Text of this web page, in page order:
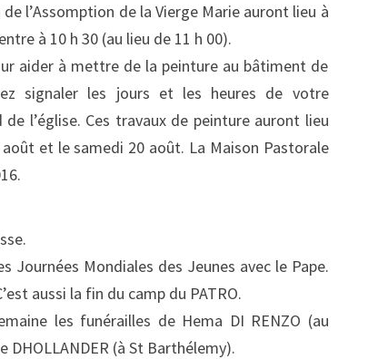
l’Assomption de la Vierge Marie auront lieu à
à 10 h 30 (au lieu de 11 h 00).
aider à mettre de la peinture au bâtiment de
signaler les jours et les heures de votre
l’église. Ces travaux de peinture auront lieu
et le samedi 20 août. La Maison Pastorale
Journées Mondiales des Jeunes avec le Pape.
aussi la fin du camp du PATRO.
les funérailles de Hema DI RENZO (au
DHOLLANDER (à St Barthélemy).